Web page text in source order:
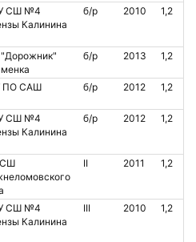
СШ №4
Калинина
б/р 2010 1,2
б/р 2013 1,2
ПО САШ б/р 2012 1,2
СШ №4
Калинина
б/р 2012 1,2
II 2011 1,2
СШ №4
Калинина
III 2010 1,2